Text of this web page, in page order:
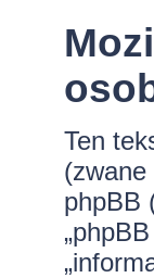
Ten
(zwane
phpBB